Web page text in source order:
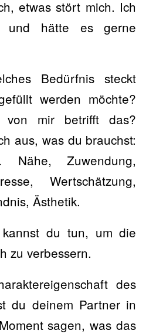
etwas stört mich. Ich
und hätte es gerne
Bedürfnis steckt
werden möchte?
von mir betrifft das?
aus, was du brauchst:
Nähe, Zuwendung,
Wertschätzung,
Ästhetik.
du tun, um die
zu verbessern.
des
du deinem Partner in
sagen, was das